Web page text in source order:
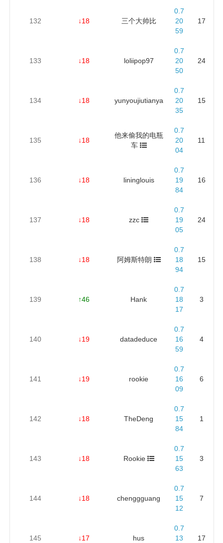
132 ↓18 三个大帅比
0.7
20
59
17
133 ↓18 loliipop97
0.7
20
50
24
134 ↓18 yunyoujiutianya
0.7
20
35
15
135 ↓18
他来偷我的电瓶
车
0.7
20
04
11
136 ↓18 lininglouis
0.7
19
84
16
137 ↓18 zzc
0.7
19
05
24
138 ↓18 阿姆斯特朗
0.7
18
94
15
139 ↑46 Hank
0.7
18
17
3
140 ↓19 datadeduce
0.7
16
59
4
141 ↓19 rookie
0.7
16
09
6
142 ↓18 TheDeng
0.7
15
84
1
143 ↓18 Rookie
0.7
15
63
3
144 ↓18 chenggguang
0.7
15
12
7
145 ↓17 hus
0.7
13
17